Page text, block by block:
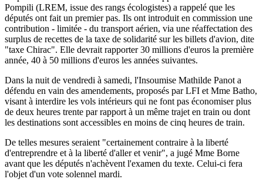
Pompili (LREM, issue des rangs écologistes) a rappelé que les
députés ont fait un premier pas. Ils ont introduit en commission une
contribution - limitée - du transport aérien, via une réaffectation des
surplus de recettes de la taxe de solidarité sur les billets d'avion, dite
"taxe Chirac". Elle devrait rapporter 30 millions d'euros la première
année, 40 à 50 millions d'euros les années suivantes.
Dans la nuit de vendredi à samedi, l'Insoumise Mathilde Panot a
défendu en vain des amendements, proposés par LFI et Mme Batho,
visant à interdire les vols intérieurs qui ne font pas économiser plus
de deux heures trente par rapport à un même trajet en train ou dont
les destinations sont accessibles en moins de cinq heures de train.
De telles mesures seraient "certainement contraire à la liberté
d'entreprendre et à la liberté d'aller et venir", a jugé Mme Borne
avant que les députés n'achèvent l'examen du texte. Celui-ci fera
l'objet d'un vote solennel mardi.